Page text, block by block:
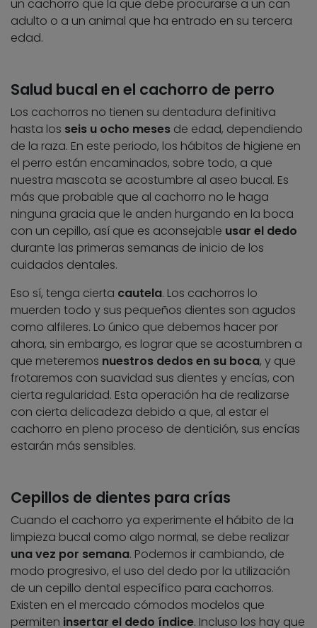
un cachorro que la que debe procurarse a un can
adulto o a un animal que ha entrado en su tercera
edad.
Salud bucal en el cachorro de perro
Los cachorros no tienen su dentadura definitiva
hasta los seis u ocho meses de edad, dependiendo
de la raza. En este periodo, los hábitos de higiene en
el perro están encaminados, sobre todo, a que
nuestra mascota se acostumbre al aseo bucal. Es
más que probable que al cachorro no le haga
ninguna gracia que le anden hurgando en la boca
con un cepillo, así que es aconsejable usar el dedo
durante las primeras semanas de inicio de los
cuidados dentales.
Eso sí, tenga cierta cautela. Los cachorros lo
muerden todo y sus pequeños dientes son agudos
como alfileres. Lo único que debemos hacer por
ahora, sin embargo, es lograr que se acostumbren a
que meteremos nuestros dedos en su boca, y que
frotaremos con suavidad sus dientes y encías, con
cierta regularidad. Esta operación ha de realizarse
con cierta delicadeza debido a que, al estar el
cachorro en pleno proceso de dentición, sus encías
estarán más sensibles.
Cepillos de dientes para crías
Cuando el cachorro ya experimente el hábito de la
limpieza bucal como algo normal, se debe realizar
una vez por semana. Podemos ir cambiando, de
modo progresivo, el uso del dedo por la utilización
de un cepillo dental específico para cachorros.
Existen en el mercado cómodos modelos que
permiten insertar el dedo índice. Incluso los hay que